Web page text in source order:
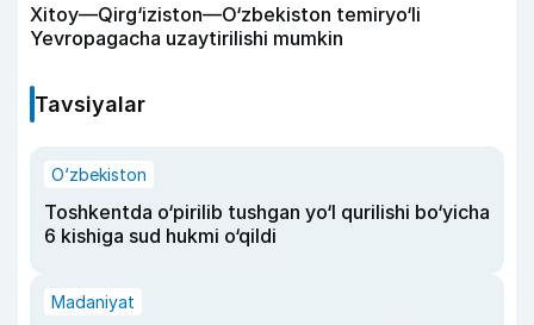
Xitoy—Qirg‘iziston—O‘zbekiston temiryo‘li
Yevropagacha uzaytirilishi mumkin
Tavsiyalar
O‘zbekiston
Toshkentda o‘pirilib tushgan yo‘l qurilishi bo‘yicha
6 kishiga sud hukmi o‘qildi
Madaniyat